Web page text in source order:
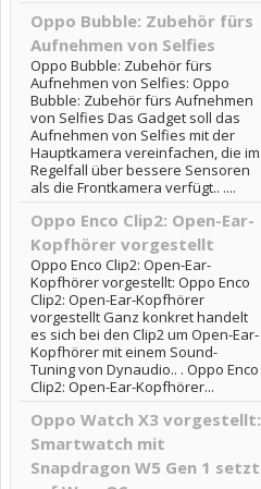
Oppo Bubble: Zubehör fürs
Aufnehmen von Selfies
Oppo Bubble: Zubehör fürs
Aufnehmen von Selfies: Oppo
Bubble: Zubehör fürs Aufnehmen
von Selfies Das Gadget soll das
Aufnehmen von Selfies mit der
Hauptkamera vereinfachen, die im
Regelfall über bessere Sensoren
als die Frontkamera verfügt.. ....
Oppo Enco Clip2: Open-Ear-
Kopfhörer vorgestellt
Oppo Enco Clip2: Open-Ear-
Kopfhörer vorgestellt: Oppo Enco
Clip2: Open-Ear-Kopfhörer
vorgestellt Ganz konkret handelt
es sich bei den Clip2 um Open-Ear-
Kopfhörer mit einem Sound-
Tuning von Dynaudio.. . Oppo Enco
Clip2: Open-Ear-Kopfhörer...
Oppo Watch X3 vorgestellt:
Smartwatch mit
Snapdragon W5 Gen 1 setzt